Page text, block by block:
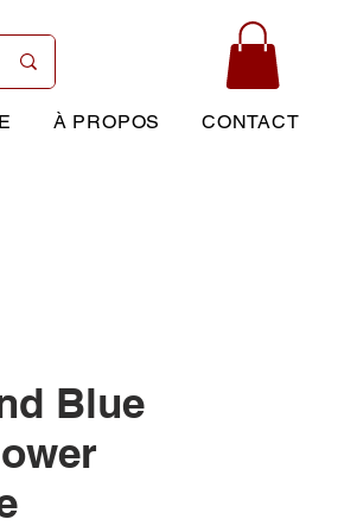
À PROPOS CONTACT
Blue